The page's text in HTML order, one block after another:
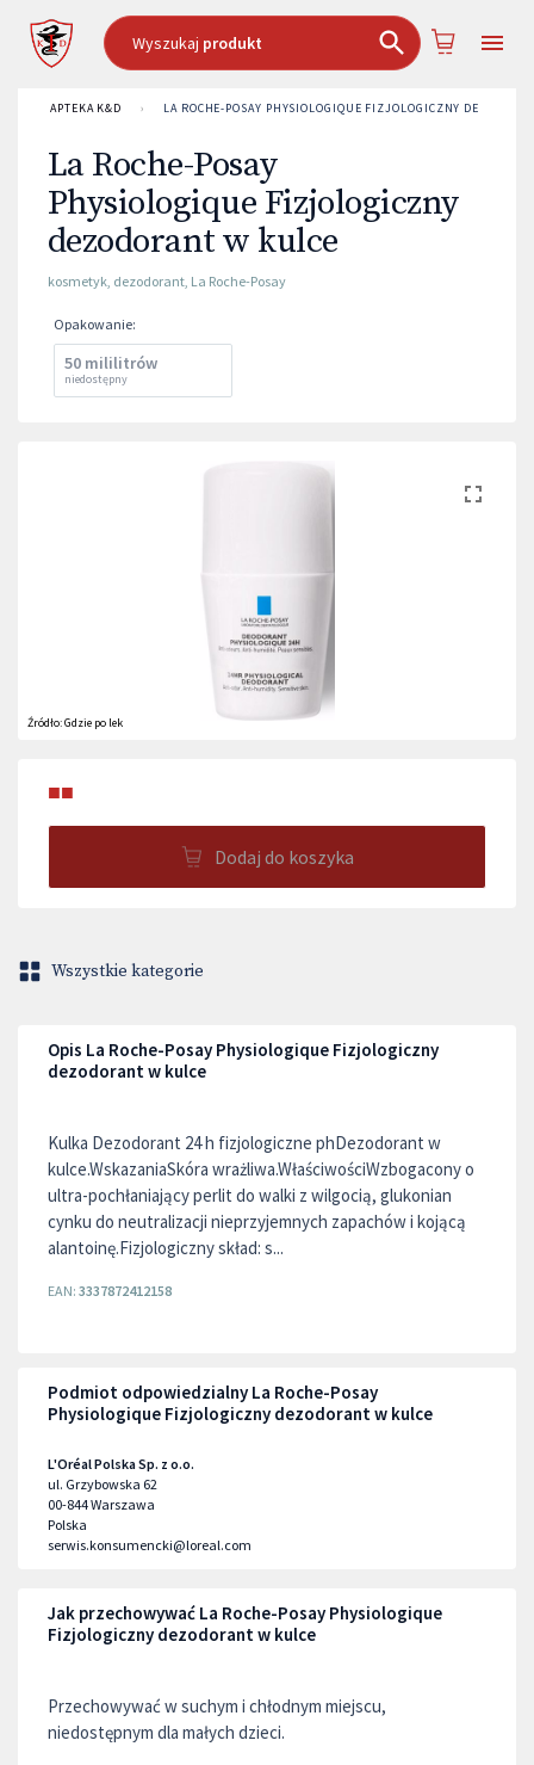
Wyszukaj produkt
APTEKA K&D › LA ROCHE-POSAY PHYSIOLOGIQUE FIZJOLOGICZNY
La Roche-Posay
Physiologique Fizjologiczny
dezodorant w kulce
kosmetyk, dezodorant, La Roche-Posay
Opakowanie:
50 mililitrów
niedostępny
Źródło:Gdzie po lek
■■
Dodaj do koszyka
Wszystkie kategorie
Opis La Roche-Posay Physiologique Fizjologiczny
dezodorant w kulce
Kulka Dezodorant 24 h fizjologiczne phDezodorant w
kulce.WskazaniaSkóra wrażliwa.WłaściwościWzbogacony o
ultra-pochłaniający perlit do walki z wilgocią, glukonian
cynku do neutralizacji nieprzyjemnych zapachów i kojącą
alantoinę.Fizjologiczny skład: s...
EAN: 3337872412158
Podmiot odpowiedzialny La Roche-Posay
Physiologique Fizjologiczny dezodorant w kulce
L'Oréal Polska Sp. z o.o.
ul. Grzybowska 62
00-844Warszawa
Polska
serwis.konsumencki@loreal.com
Jak przechowywać La Roche-Posay Physiologique
Fizjologiczny dezodorant w kulce
Przechowywać w suchym i chłodnym miejscu,
niedostępnym dla małych dzieci.